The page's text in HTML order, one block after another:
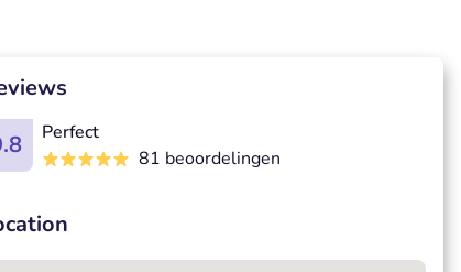
Perfect
81 beoordelingen